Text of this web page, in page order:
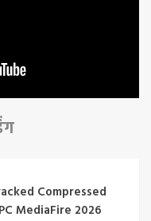
Compressed
MediaFire 2026